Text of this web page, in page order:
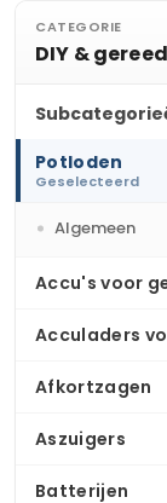
CATEGORIE
DIY &
Potloden
Geselecteerd
Algemeen
Accu's voor
Acculaders
Afkortzagen
Aszuigers
Batterijen